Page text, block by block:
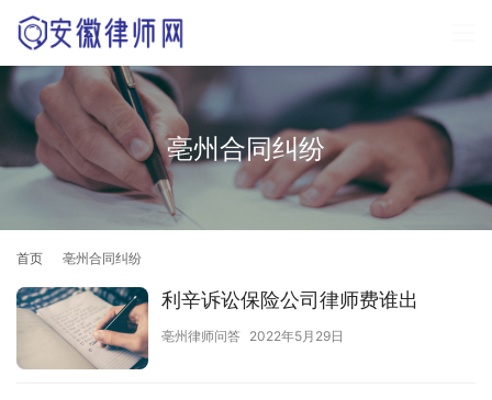
亳州合同纠纷
首页 亳州合同纠纷
利辛诉讼保险公司律师费谁出
亳州律师问答 2022年5月29日